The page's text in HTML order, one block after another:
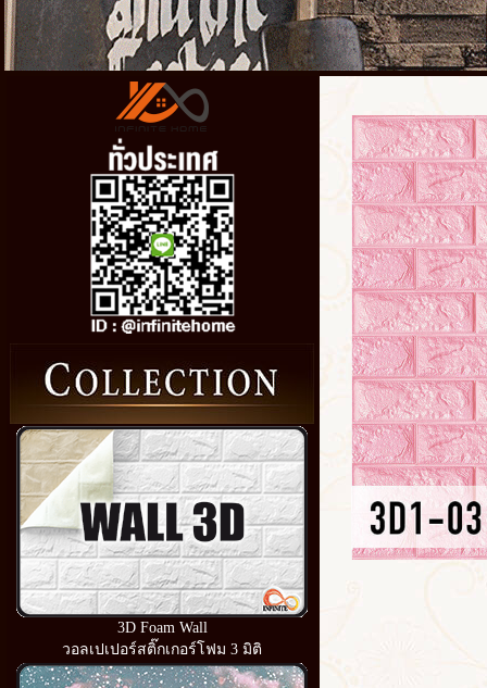
3D Foam Wall
วอลเปเปอร์สติ๊กเกอร์โฟม 3 มิติ